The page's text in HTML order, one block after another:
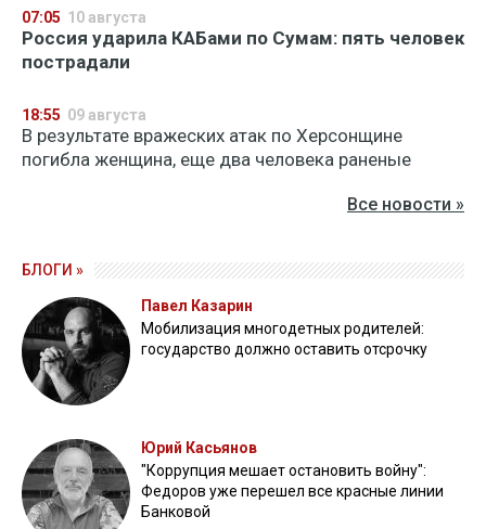
07:05 10 августа
Россия ударила КАБами по Сумам: пять человек
пострадали
18:55 09 августа
В результате вражеских атак по Херсонщине
погибла женщина, еще два человека раненые
Все новости »
БЛОГИ »
Павел Казарин
Мобилизация многодетных родителей:
государство должно оставить отсрочку
Юрий Касьянов
"Коррупция мешает остановить войну":
Федоров уже перешел все красные линии
Банковой